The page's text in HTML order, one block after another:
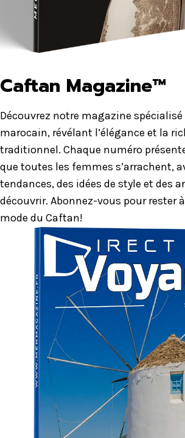
Caftan Magazine™
Découvrez notre magazine
marocain, révélant l’élégance et la
traditionnel. Chaque numéro
que toutes les femmes s’arrachent,
tendances, des idées de style et des
découvrir. Abonnez-vous pour rester
mode du Caftan!